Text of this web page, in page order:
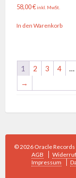
58,00€inkl. MwSt.
In den Warenkorb
1 2 3 4 …
→
© 2026 Oracle Records
AGB
Widerruf
Impressum